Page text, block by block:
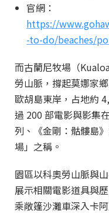
官網：
https://
-to-do/beaches/
而古蘭尼牧場（
勞山脈，撐起莫娜家
歐胡島東岸，占地約
過 200 部電影與影集
列、《金剛：骷髏島
場」之稱。
園區以科奧勞山脈與
展示相關電影道具與
乘敞篷沙灘車深入卡